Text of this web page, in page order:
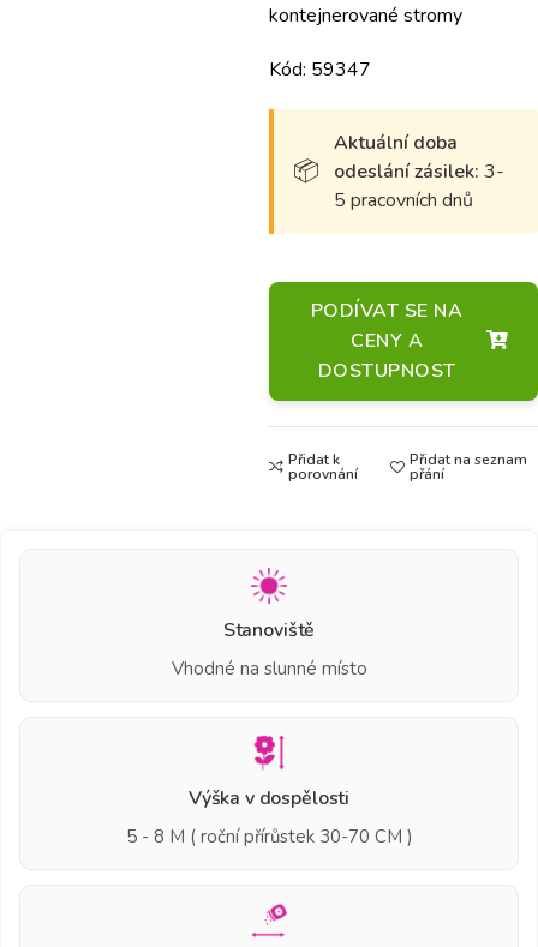
kontejnerované stromy
Kód: 59347
Aktuální doba
odeslání zásilek: 3-
5 pracovních dnů
PODÍVAT SE NA
CENY A
DOSTUPNOST
Přidat k
porovnání
Přidat na seznam
přání
Stanoviště
Vhodné na slunné místo
Výška v dospělosti
5 - 8 M ( roční přírůstek 30-70 CM )